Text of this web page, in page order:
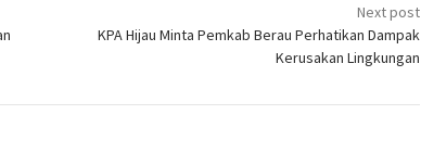
Next post
KPA Hijau Minta Pemkab Berau Perhatikan Dampak
Kerusakan Lingkungan